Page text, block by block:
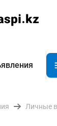
Личные